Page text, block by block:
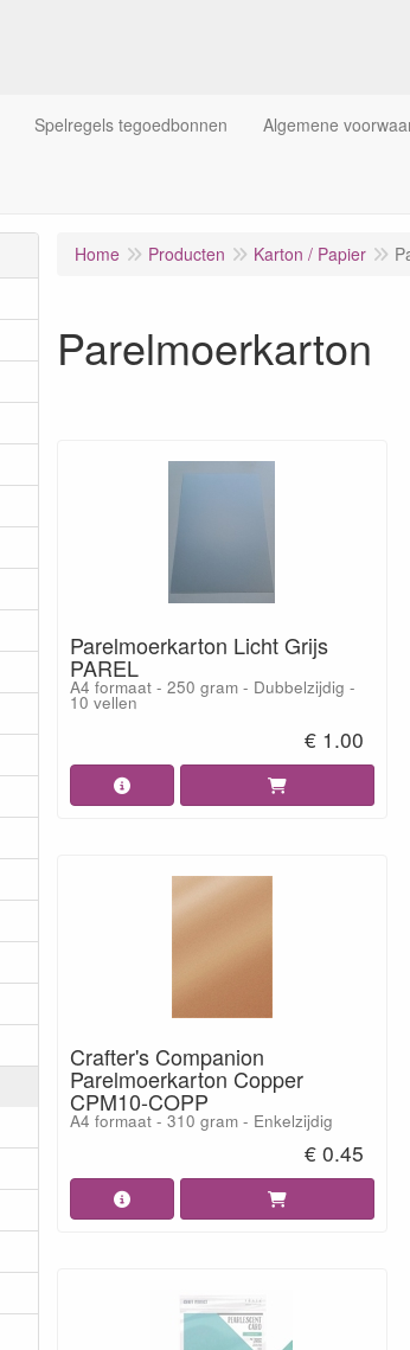
Spelregels tegoedbonnen Algemene
Home Producten Karton / Papier
Parelmoerkarton
Parelmoerkarton Licht Grijs
PAREL
A4 formaat - 250 gram - Dubbelzijdig -
10 vellen
€ 1.00
Crafter's Companion
Parelmoerkarton Copper
CPM10-COPP
A4 formaat - 310 gram - Enkelzijdig
€ 0.45